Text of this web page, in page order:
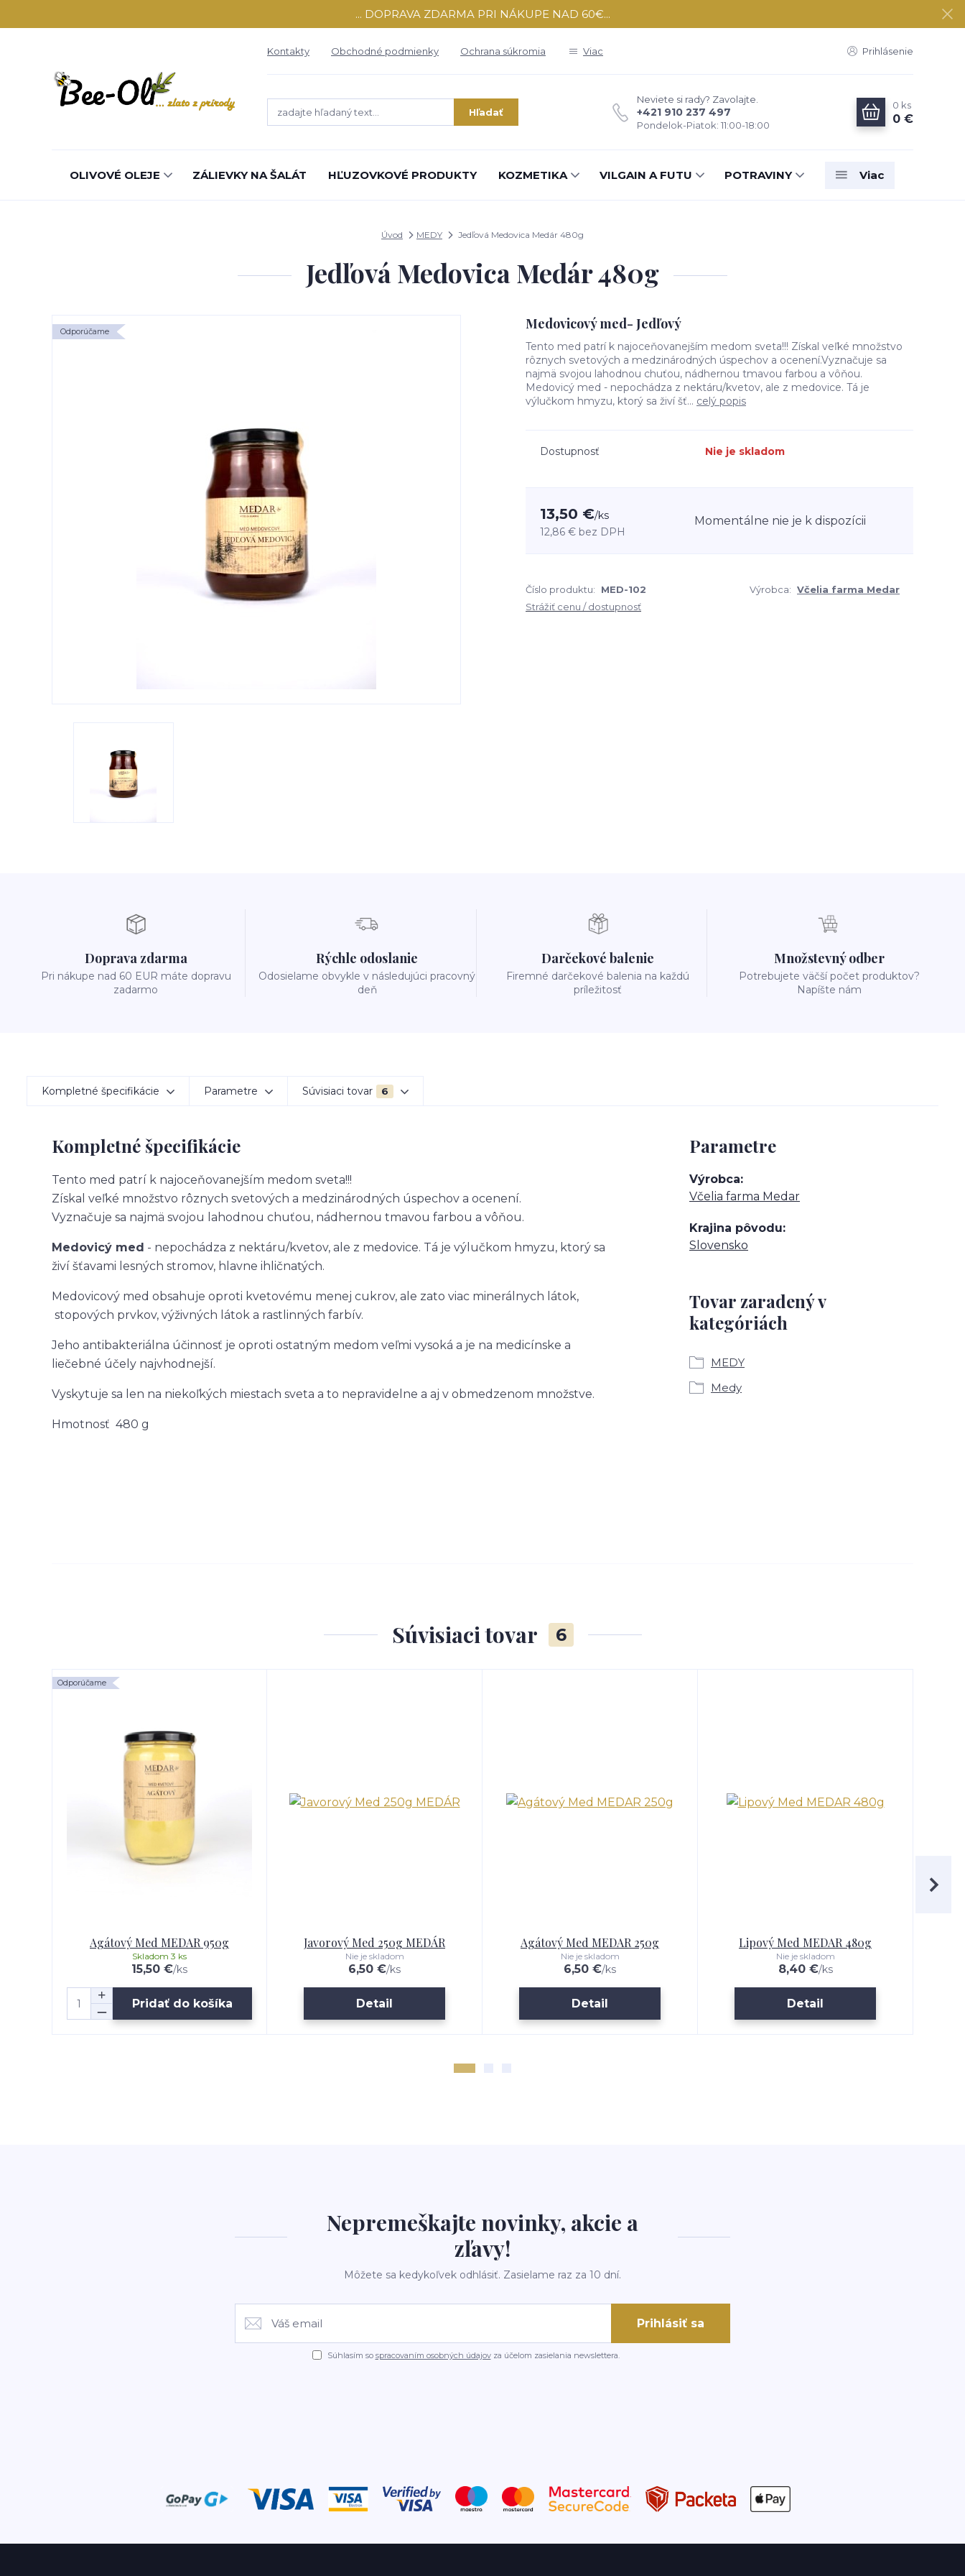
... DOPRAVA ZDARMA PRI NÁKUPE NAD 60€...
Kontakty Obchodné podmienky Ochrana súkromia Viac Prihlásenie
Hľadať
Neviete si rady? Zavolajte.
+421 910 237 497
Pondelok-Piatok: 11:00-18:00
0 ks
0 €
OLIVOVÉ OLEJE ZÁLIEVKY NA ŠALÁT HĽUZOVKOVÉ PRODUKTY KOZMETIKA VILGAIN A FUTU POTRAVINY Viac
Úvod MEDY Jedľová Medovica Medár 480g
Jedľová Medovica Medár 480g
Odporúčame Medovicový med- Jedľový
Tento med patrí k najoceňovanejším medom sveta!!! Získal veľké množstvo
rôznych svetových a medzinárodných úspechov a ocenení.Vyznačuje sa
najmä svojou lahodnou chuťou, nádhernou tmavou farbou a vôňou.
Medovicý med - nepochádza z nektáru/kvetov, ale z medovice. Tá je
výlučkom hmyzu, ktorý sa živí šť... celý popis
Dostupnosť Nie je skladom
13,50 €/ks
12,86 € bez DPH
Momentálne nie je k dispozícii
Číslo produktu: MED-102 Výrobca: Včelia farma Medar
Strážiť cenu / dostupnosť
Doprava zdarma
Pri nákupe nad 60 EUR máte dopravu
zadarmo
Rýchle odoslanie
Odosielame obvykle v následujúci pracovný
deň
Darčekové balenie
Firemné darčekové balenia na každú
príležitosť
Množstevný odber
Potrebujete väčší počet produktov?
Napíšte nám
Kompletné špecifikácie Parametre Súvisiaci tovar 6
Kompletné špecifikácie
Tento med patrí k najoceňovanejším medom sveta!!!
Získal veľké množstvo rôznych svetových a medzinárodných úspechov a ocenení.
Vyznačuje sa najmä svojou lahodnou chuťou, nádhernou tmavou farbou a vôňou.
Medovicý med - nepochádza z nektáru/kvetov, ale z medovice. Tá je výlučkom hmyzu, ktorý sa
živí šťavami lesných stromov, hlavne ihličnatých.
Medovicový med obsahuje oproti kvetovému menej cukrov, ale zato viac minerálnych látok,
stopových prvkov, výživných látok a rastlinných farbív.
Jeho antibakteriálna účinnosť je oproti ostatným medom veľmi vysoká a je na medicínske a
liečebné účely najvhodnejší.
Vyskytuje sa len na niekoľkých miestach sveta a to nepravidelne a aj v obmedzenom množstve.
Hmotnosť 480 g
Parametre
Výrobca
Včelia farma Medar
Krajina pôvodu
Slovensko
Tovar zaradený v
kategóriách
MEDY
Medy
Súvisiaci tovar 6
Odporúčame
Agátový Med MEDAR 950g
15,50 €/ks
Skladom 3 ks
Pridať do košíka
Javorový Med 250g MEDÁR
6,50 €/ks
Nie je skladom
Detail
Agátový Med MEDAR 250g
6,50 €/ks
Nie je skladom
Detail
Lipový Med MEDAR 480g
8,40 €/ks
Nie je skladom
Detail
Nepremeškajte novinky, akcie a
zľavy!
Môžete sa kedykoľvek odhlásiť. Zasielame raz za 10 dní.
Prihlásiť sa
Súhlasím so spracovaním osobných údajovza účelom zasielania newslettera.